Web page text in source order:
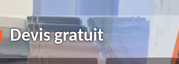
Devis gratuit